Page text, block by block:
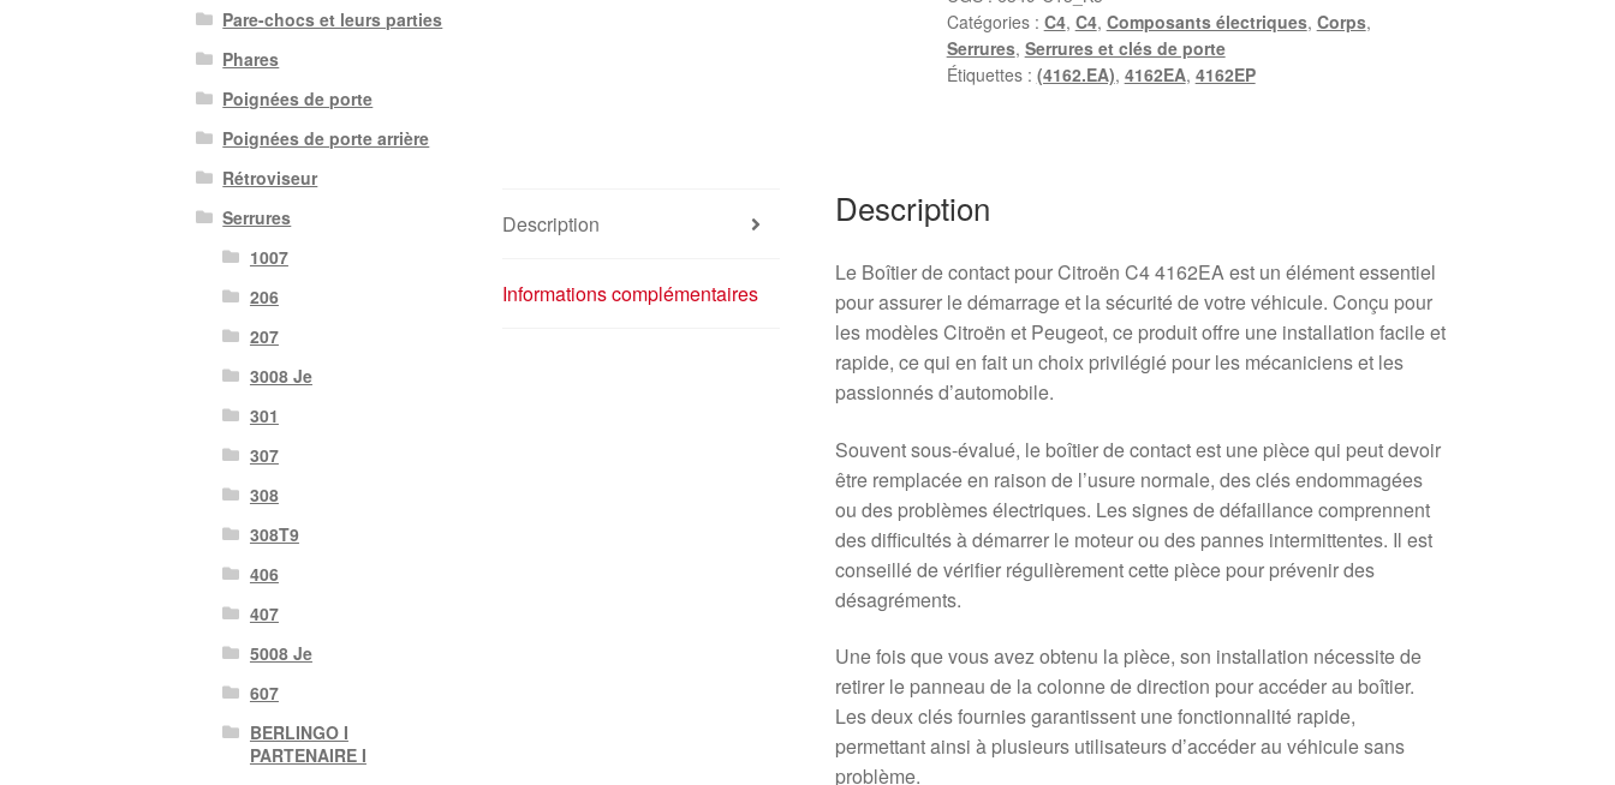
+
2
clés
Catégories : C4, C4, Composants électriques, Corps,
Serrures, Serrures et clés de porte
Étiquettes : (4162.EA), 4162EA, 4162EP
Description
Informations complémentaires
Description
Le Boîtier de contact pour Citroën C4 4162EA est un élément essentiel
pour assurer le démarrage et la sécurité de votre véhicule. Conçu pour
les modèles Citroën et Peugeot, ce produit offre une installation facile et
rapide, ce qui en fait un choix privilégié pour les mécaniciens et les
passionnés d’automobile.
Souvent sous-évalué, le boîtier de contact est une pièce qui peut devoir
être remplacée en raison de l’usure normale, des clés endommagées
ou des problèmes électriques. Les signes de défaillance comprennent
des difficultés à démarrer le moteur ou des pannes intermittentes. Il est
conseillé de vérifier régulièrement cette pièce pour prévenir des
désagréments.
Une fois que vous avez obtenu la pièce, son installation nécessite de
retirer le panneau de la colonne de direction pour accéder au boîtier.
Les deux clés fournies garantissent une fonctionnalité rapide,
permettant ainsi à plusieurs utilisateurs d’accéder au véhicule sans
problème.
Pare-chocs et leurs parties
Phares
Poignées de porte
Poignées de porte arrière
Rétroviseur
Serrures
1007
206
207
3008 Je
301
307
308
308T9
406
407
5008 Je
607
BERLINGO I
PARTENAIRE I